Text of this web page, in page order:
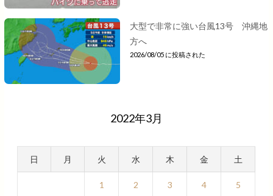
大型で非常に強い台風13号 沖縄地
方へ
2026/08/05 に投稿された
2022年3月
日 月 火 水 木 金 土
1 2 3 4 5